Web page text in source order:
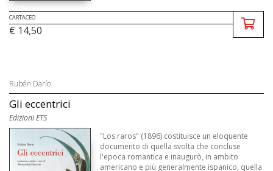
CARTACEO
€ 14,50
Rubén Darío
Gli eccentrici
Edizioni ETS
"Los raros" (1896) costituisce un eloquente
documento di quella svolta che concluse
l'epoca romantica e inaugurò, in ambito
americano e più generalmente ispanico, quella